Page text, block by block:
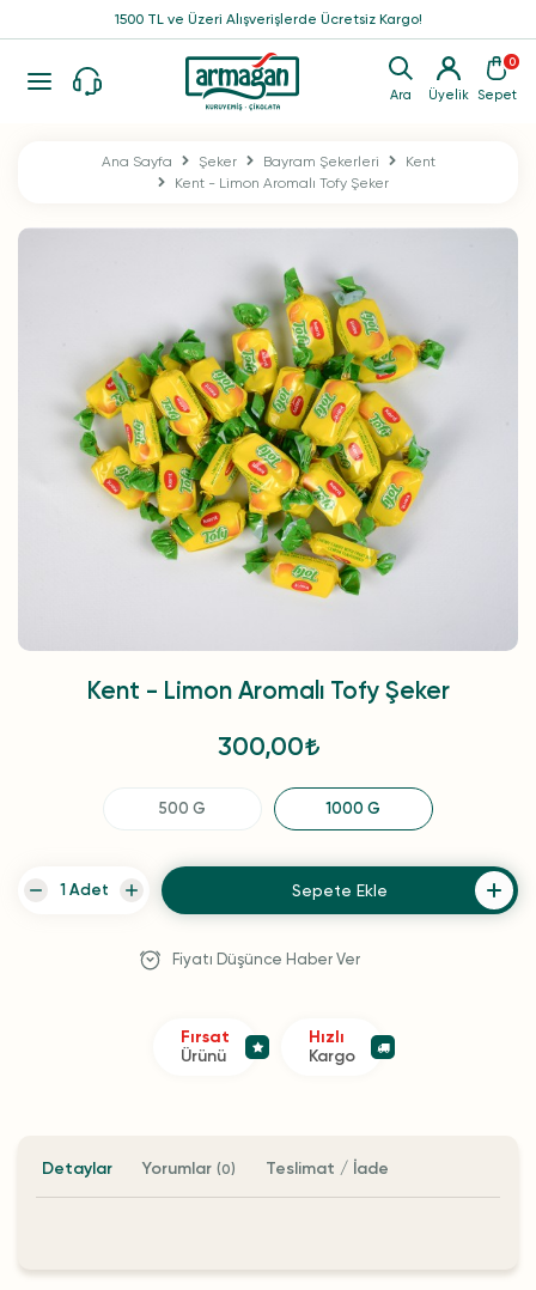
Ara Üyelik
0
Sepet
1500 TL ve Üzeri Alışverişlerde Ücretsiz Kargo!
Ana Sayfa Şeker Bayram Şekerleri
Kent
Kent - Limon Aromalı Tofy Şeker
Kent - Limon Aromalı Tofy Şeker
300,00
500 G 1000 G
Sepete Ekle
Fiyatı Düşünce Haber Ver
Fırsat
Ürünü
Hızlı
Kargo
Detaylar Yorumlar (0) Teslimat / İade